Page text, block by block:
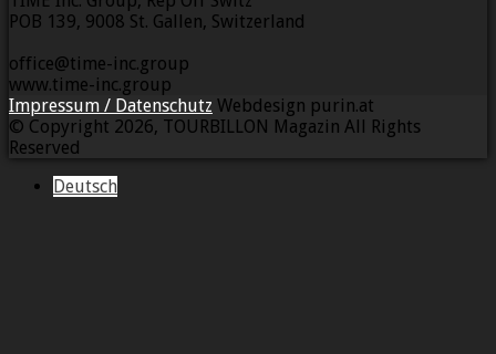
POB 139, 9008 St. Gallen, Switzerland
office@time-inc.group
www.time-inc.group
Impressum / Datenschutz Webdesign purin.at
© Copyright 2026, TOURBILLON Magazin All Rights
Reserved
Deutsch